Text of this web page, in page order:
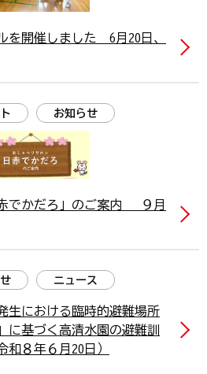
を開催しました 6月20日、
お知らせ
でかだろ」のご案内 ９月
ニュース
生における臨時的避難場所
に基づく高清水園の避難訓
和８年６月20日）